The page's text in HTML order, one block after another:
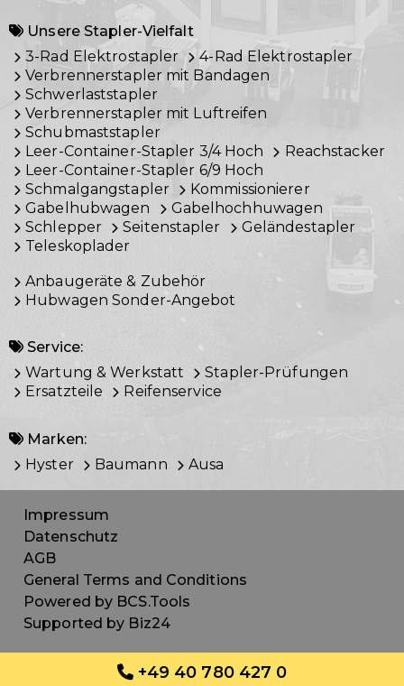
Unsere Stapler-Vielfalt
3-Rad Elektrostapler
4-Rad Elektrostapler
Verbrennerstapler mit Bandagen
Schwerlaststapler
Verbrennerstapler mit Luftreifen
Schubmaststapler
Leer-Container-Stapler 3/4 Hoch
Reachstacker
Leer-Container-Stapler 6/9 Hoch
Schmalgangstapler
Kommissionierer
Gabelhubwagen
Gabelhochhuwagen
Schlepper
Seitenstapler
Geländestapler
Teleskoplader
Anbaugeräte & Zubehör
Hubwagen Sonder-Angebot
Service:
Wartung & Werkstatt
Stapler-Prüfungen
Ersatzteile
Reifenservice
Marken:
Hyster
Baumann Ausa
+49 40 780 427 0
Impressum
Datenschutz
AGB
General Terms and Conditions
Powered by BCS.Tools
Supported by Biz24